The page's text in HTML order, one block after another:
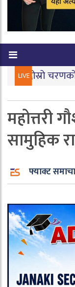
LIVE
वार्ता जारि|
महोत्तरी
सामुहिक
फ्याक्ट